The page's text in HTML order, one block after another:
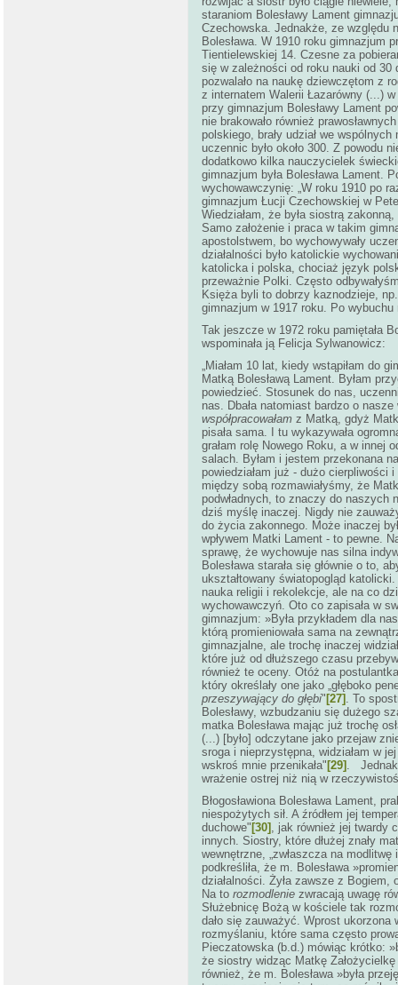
staraniom Bolesławy Lament
Czechowska. Jednakże, ze względu
Bolesława. W 1910 roku gimnazjum
Tientielewskiej 14. Czesne za
się w zależności od roku nauki od 30
pozwalało na naukę dziewczętom z
z internatem Walerii Łazarówny (...)
przy gimnazjum Bolesławy Lament
nie brakowało również
polskiego, brały udział we
uczennic było około 300. Z powodu
dodatkowo kilka nauczycielek
gimnazjum była Bolesława Lament.
wychowawczynię: „W roku 1910 po
gimnazjum Łucji Czechowskiej w
Wiedziałam, że była siostrą
Samo założenie i praca w takim
apostolstwem, bo wychowywały
działalności było katolickie
katolicka i polska, chociaż język
przeważnie Polki. Często
Księża byli to dobrzy kaznodzieje,
gimnazjum w 1917 roku. Po
Tak jeszcze w 1972 roku pamiętała
wspominała ją Felicja Sylwanowicz:
„Miałam 10 lat, kiedy wstąpiłam do
Matką Bolesławą Lament. Byłam
powiedzieć. Stosunek do nas,
nas. Dbała natomiast bardzo o
współpracowałam z Matką, gdyż
pisała sama. I tu wykazywała
grałam rolę Nowego Roku, a w innej
salach. Byłam i jestem przekonana
powiedziałam już - dużo
między sobą rozmawiałyśmy, że
podwładnych, to znaczy do naszych
dziś myślę inaczej. Nigdy nie
do życia zakonnego. Może inaczej
wpływem Matki Lament - to pewne.
sprawę, że wychowuje nas silna
Bolesława starała się głównie o to,
ukształtowany światopogląd
nauka religii i rekolekcje, ale na co
wychowawczyń. Oto co zapisała w
gimnazjum: »Była przykładem dla
którą promieniowała sama na
gimnazjalne, ale trochę inaczej
które już od dłuższego czasu
również te oceny. Otóż na
który określały one jako „głęboko
przeszywający do głębi" [27] . To
Bolesławy, wzbudzaniu się dużego
matka Bolesława mając już trochę
(...) [było] odczytane jako przejaw
sroga i nieprzystępna, widziałam w
wskroś mnie przenikała" [29] . Jednak
wrażenie ostrej niż nią w
Błogosławiona Bolesława Lament,
niespożytych sił. A źródłem jej
duchowe" [30] , jak również jej twardy
innych. Siostry, które dłużej znały
wewnętrzne, „zwłaszcza na
podkreśliła, że m. Bolesława
działalności. Żyła zawsze z
Na to rozmodlenie zwracają uwagę
Służebnicę Bożą w kościele tak
dało się zauważyć. Wprost
rozmyślaniu, które sama często
Pieczatowska (b.d.) mówiąc krótko:
że siostry widząc Matkę
również, że m. Bolesława »była